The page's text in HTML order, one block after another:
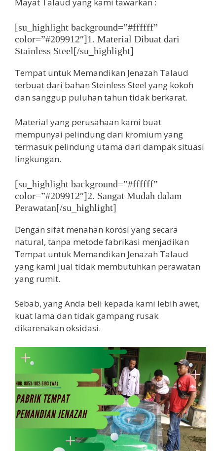
Mayat Talaud yang kami tawarkan :
[su_highlight background=”#ffffff”
color=”#209912″]1. Material Dibuat dari
Stainless Steel[/su_highlight]
Tempat untuk Memandikan Jenazah Talaud
terbuat dari bahan Steinless Steel yang kokoh
dan sanggup puluhan tahun tidak berkarat.
Material yang perusahaan kami buat
mempunyai pelindung dari kromium yang
termasuk pelindung utama dari dampak situasi
lingkungan.
[su_highlight background=”#ffffff”
color=”#209912″]2. Sangat Mudah dalam
Perawatan[/su_highlight]
Dengan sifat menahan korosi yang secara
natural, tanpa metode fabrikasi menjadikan
Tempat untuk Memandikan Jenazah Talaud
yang kami jual tidak membutuhkan perawatan
yang rumit.
Sebab, yang Anda beli kepada kami lebih awet,
kuat lama dan tidak gampang rusak
dikarenakan oksidasi.